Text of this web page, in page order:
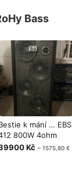
Bass
k mání … EBS
800W 4ohm
Kč ~ 1575,80 €